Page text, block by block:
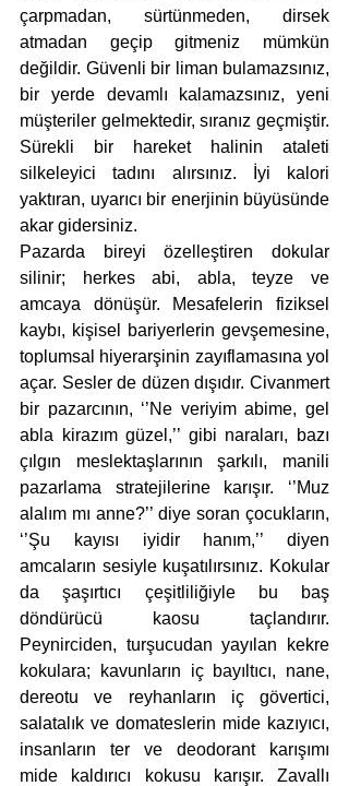
çarpmadan, sürtünmeden, dirsek
atmadan geçip gitmeniz mümkün
değildir. Güvenli bir liman bulamazsınız,
bir yerde devamlı kalamazsınız, yeni
müşteriler gelmektedir, sıranız geçmiştir.
Sürekli bir hareket halinin ataleti
silkeleyici tadını alırsınız. İyi kalori
yaktıran, uyarıcı bir enerjinin büyüsünde
akar gidersiniz.
Pazarda bireyi özelleştiren dokular
silinir; herkes abi, abla, teyze ve
amcaya dönüşür. Mesafelerin fiziksel
kaybı, kişisel bariyerlerin gevşemesine,
toplumsal hiyerarşinin zayıflamasına yol
açar. Sesler de düzen dışıdır. Civanmert
bir pazarcının, ‘’Ne veriyim abime, gel
abla kirazım güzel,’’ gibi naraları, bazı
çılgın meslektaşlarının şarkılı, manili
pazarlama stratejilerine karışır. ‘’Muz
alalım mı anne?’’ diye soran çocukların,
‘’Şu kayısı iyidir hanım,’’ diyen
amcaların sesiyle kuşatılırsınız. Kokular
da şaşırtıcı çeşitliliğiyle bu baş
döndürücü kaosu taçlandırır.
Peynirciden, turşucudan yayılan kekre
kokulara; kavunların iç bayıltıcı, nane,
dereotu ve reyhanların iç gövertici,
salatalık ve domateslerin mide kazıyıcı,
insanların ter ve deodorant karışımı
mide kaldırıcı kokusu karışır. Zavallı